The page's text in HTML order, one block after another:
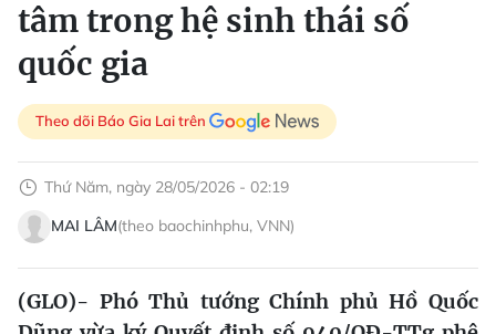
tâm trong hệ sinh thái số
quốc gia
Theo dõi Báo Gia Lai trên
Thứ Năm, ngày 28/05/2026 - 02:19
MAI LÂM(theo baochinhphu, VNN)
(GLO)- Phó Thủ tướng Chính phủ Hồ Quốc